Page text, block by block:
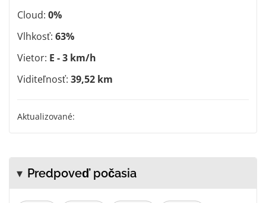
Cloud: 0%
Vlhkosť: 63%
Vietor: E - 3 km/h
Viditeľnosť: 39,52 km
Aktualizované:
Predpoveď počasia